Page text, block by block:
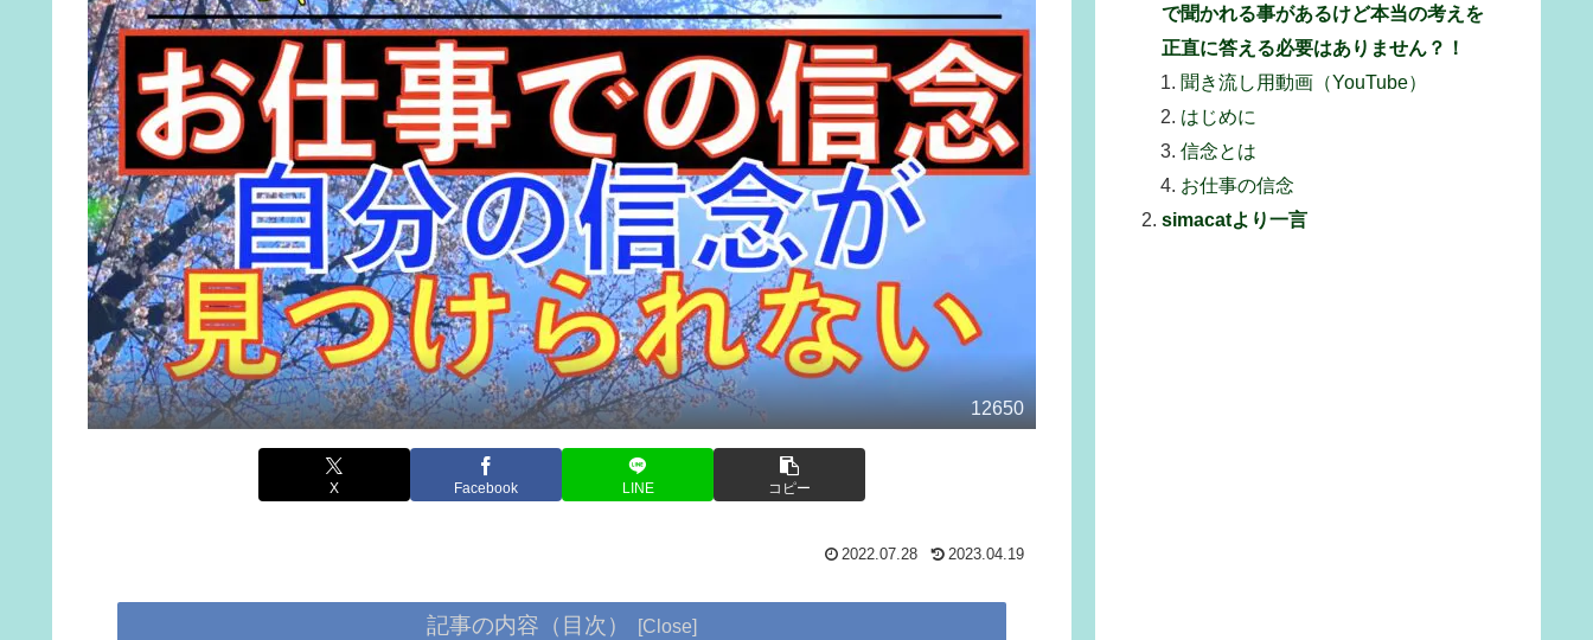
12650
X Facebook LINE コピー
2022.07.28 2023.04.19
記事の内容（目次）
で聞かれる事があるけど本当の考えを
正直に答える必要はありません？！
聞き流し用動画（YouTube）
はじめに
信念とは
お仕事の信念
simacatより一言